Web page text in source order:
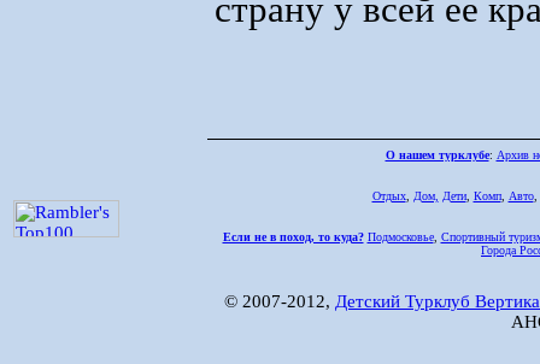
страну у всей ее
О нашем турклубе: Архив
Отдых, Дом, Дети, Комп, Авто,
Если не в поход, то куда? Подмосковье, Спортивный
Города
© 2007-2012, Детский Турклуб